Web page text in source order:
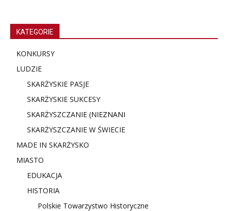
KATEGORIE
KONKURSY
LUDZIE
SKARŻYSKIE PASJE
SKARŻYSKIE SUKCESY
SKARŻYSZCZANIE (NIEZNANI
SKARŻYSZCZANIE W ŚWIECIE
MADE IN SKARŻYSKO
MIASTO
EDUKACJA
HISTORIA
Polskie Towarzystwo Historyczne